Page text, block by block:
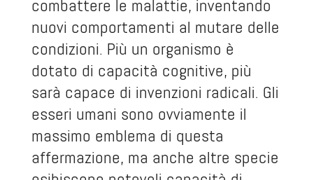
combattere le malattie, inventando
nuovi comportamenti al mutare delle
condizioni. Più un organismo è
dotato di capacità cognitive, più
sarà capace di invenzioni radicali. Gli
esseri umani sono ovviamente il
massimo emblema di questa
affermazione, ma anche altre specie